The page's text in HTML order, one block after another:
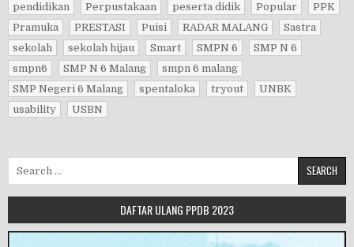
pendidikan
Perpustakaan peserta didik Popular
PPK
Pramuka
PRESTASI Puisi RADAR MALANG
Sastra
sekolah
sekolah hijau Smart SMPN 6
SMP N 6
smpn6
SMP N 6 Malang
smpn 6 malang
SMP Negeri 6 Malang
spentaloka tryout
UNBK
usability
USBN
Search for:
DAFTAR ULANG PPDB 2023